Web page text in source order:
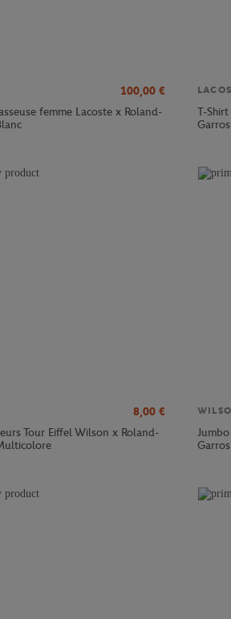
100,00 €
femme Lacoste x Roland-
T-
8,00 €
Tour Eiffel Wilson x Roland-